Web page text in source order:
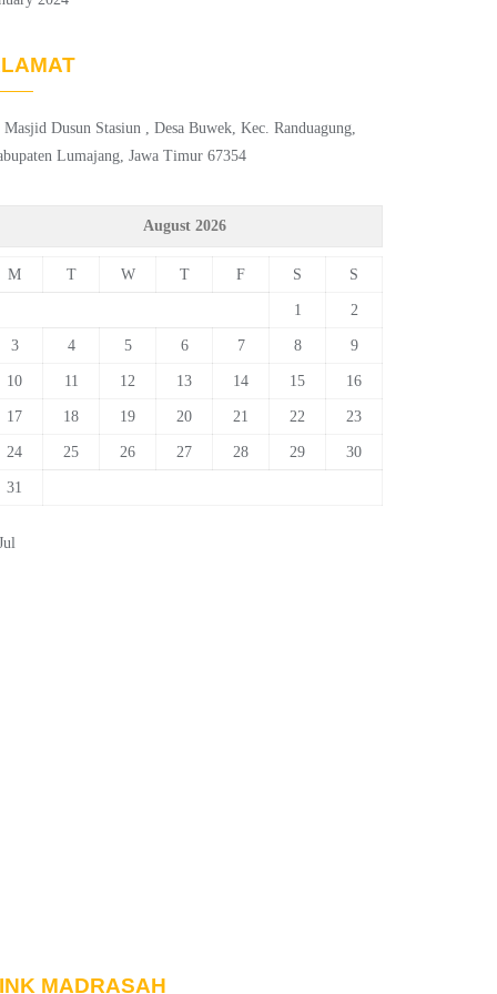
Masjid Dusun Stasiun , Desa Buwek, Kec. Randuagung,
Lumajang, Jawa Timur 67354
August 2026
M T W T F S S
1 2
3 4 5 6 7 8 9
10 11 12 13 14 15 16
17 18 19 20 21 22 23
24 25 26 27 28 29 30
31
MADRASAH